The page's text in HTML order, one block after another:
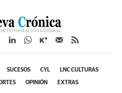
SUCESOS CYL LNC CULTURAS
OPINIÓN EXTRAS